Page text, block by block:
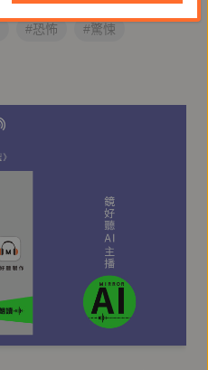
#恐怖 #驚悚